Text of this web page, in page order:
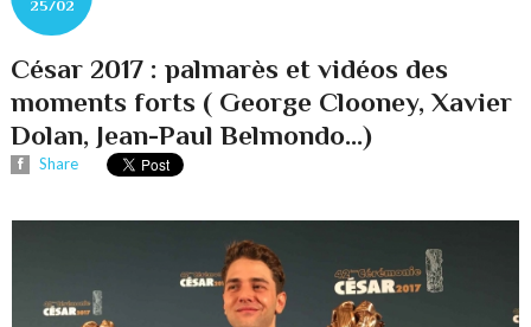
25/02
César 2017 : palmarès et vidéos des
moments forts ( George Clooney, Xavier
Dolan, Jean-Paul Belmondo...)
Share